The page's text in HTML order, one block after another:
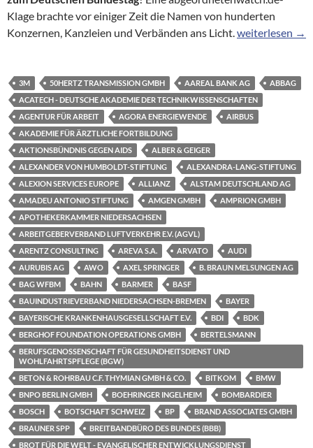
Klage brachte vor einiger Zeit die Namen von hunderten
Konzernen, Kanzleien und Verbänden ans Licht.Hinter
weiterlesen →
3M 50HERTZ TRANSMISSION GMBH AAREAL BANK AG
ABBAG
ACATECH - DEUTSCHE AKADEMIE DER TECHNIKWISSENSCHAFTEN
AGENTUR FÜR ARBEIT
AGORA ENERGIEWENDE
AIRBUS
AKADEMIE FÜR ÄRZTLICHE FORTBILDUNG
AKTIONSBÜNDNIS GEGEN AIDS
ALBER & GEIGER
ALEXANDER VON HUMBOLDT-STIFTUNG
ALEXANDRA-LANG-STIFTUNG
ALEXION SERVICES EUROPE
ALLIANZ
ALSTAM DEUTSCHLAND AG
AMADEU ANTONIO STIFTUNG
AMGEN GMBH
AMPRION GMBH
APOTHEKERKAMMER NIEDERSACHSEN
ARBEITGEBERVERBAND LUFTVERKEHR E.V. (AGVL)
ARENTZ CONSULTING
AREVA S.A. ARVATO
AUDI
AURUBIS AG
AWO AXEL SPRINGER
B. BRAUN MELSUNGEN AG
BAG WFBM
BAHN BARMER
BASF
BAUINDUSTRIEVERBAND NIEDERSACHSEN-BREMEN
BAYER
BAYERISCHE KRANKENHAUSGESELLSCHAFT E.V.
BDI
BDK
BERGHOF FOUNDATION OPERATIONS GMBH
BERTELSMANN
BERUFSGENOSSENSCHAFT FÜR GESUNDHEITSDIENST UND
WOHLFAHRTSPFLEGE (BGW)
BETON & ROHRBAU C.F. THYMIAN GMBH & CO.
BITKOM
BMW
BNPO BERLIN GMBH
BOEHRINGER INGELHEIM
BOMBARDIER
BOSCH
BOTSCHAFT SCHWEIZ BP
BRAND ASSOCIATES GMBH
BRAUNER SPP
BREITBANDBÜRO DES BUNDES (BBB)
BROT FÜR DIE WELT - EVANGELISCHER ENTWICKLUNGSDIENST